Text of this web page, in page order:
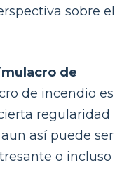
sobre el
de
de incendio es
regularidad
así puede ser
o incluso